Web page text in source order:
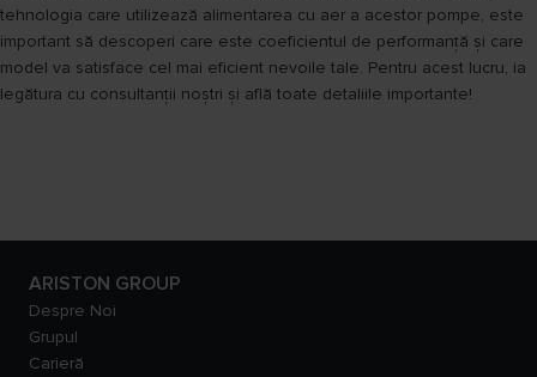
tehnologia care utilizează alimentarea cu aer a acestor pompe, este
important să descoperi care este coeficientul de performanță și care
model va satisface cel mai eficient nevoile tale. Pentru acest lucru, ia
legătura cu consultanții noștri și află toate detaliile importante!
ARISTON GROUP
Despre Noi
Grupul
Carieră